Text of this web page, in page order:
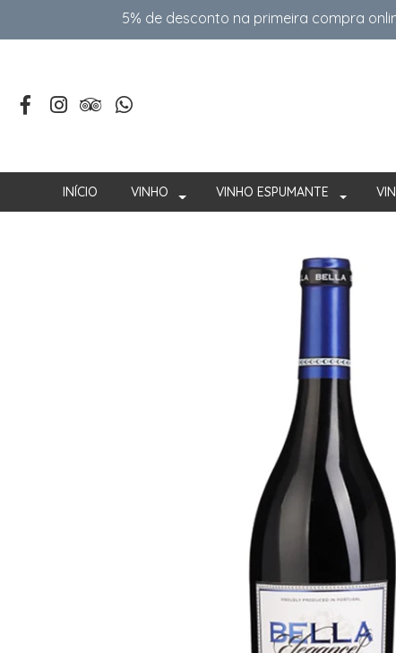
5% de desconto na primeira compra
INÍCIO VINHO VINHO ESPUMANTE